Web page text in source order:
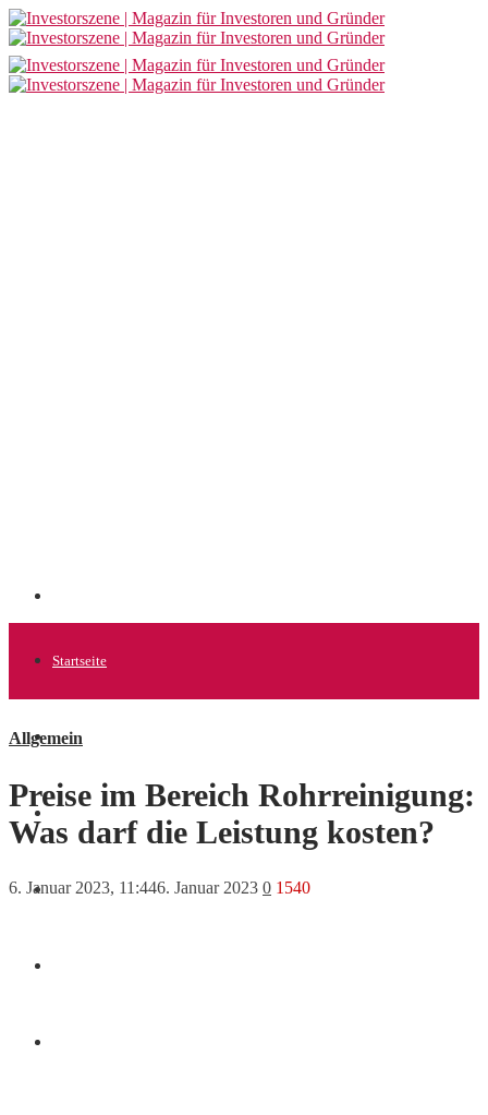
Startseite
Allgemein
News
Allgemein
Preise im Bereich Rohrreinigung:
Was darf die Leistung kosten?
6. Januar 2023, 11:446. Januar 2023 0 1540